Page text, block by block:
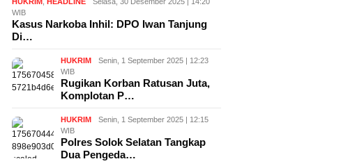
WIB
Kasus Narkoba Inhil: DPO Iwan Tanjung
Di…
HUKRIM
Senin, 1 September 2025 | 12:23
WIB
Rugikan Korban Ratusan Juta,
Komplotan P…
HUKRIM
Senin, 1 September 2025 | 12:15
WIB
Polres Solok Selatan Tangkap
Dua Pengeda…